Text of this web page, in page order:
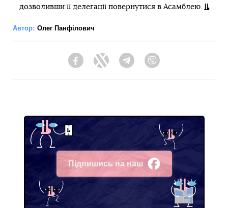
дозволивши її делегації повернутися в Асамблею.
Автор: Олег Панфілович
FacebookTwitter Telegram
Підпишись на наш
Facebook